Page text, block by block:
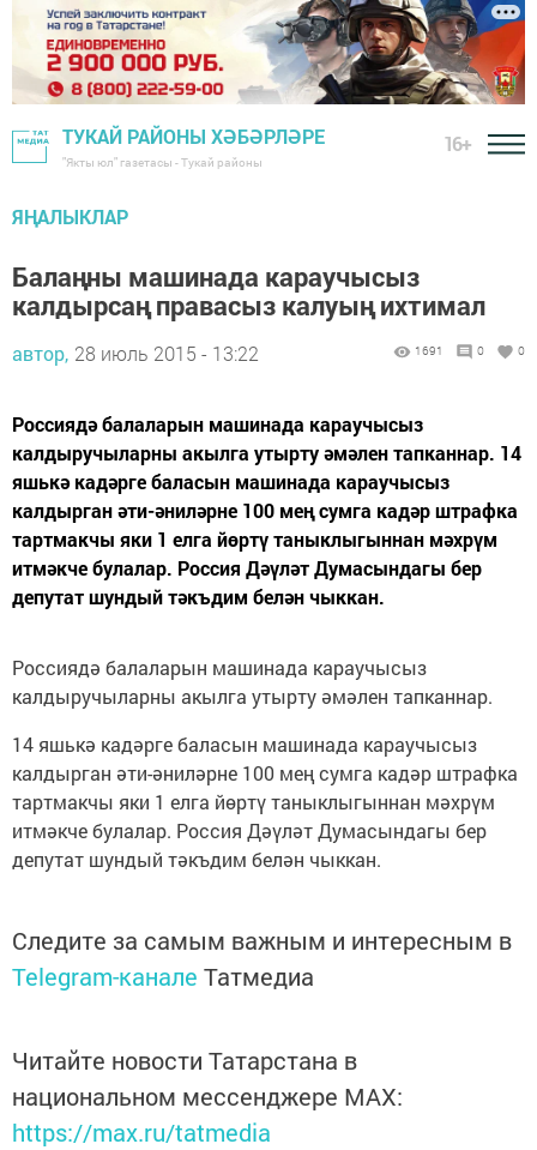
ТУКАЙ РАЙОНЫ ХӘБӘРЛӘРЕ
"Якты юл" газетасы - Тукай районы
16+
ЯҢАЛЫКЛАР
Балаңны машинада караучысыз
калдырсаң правасыз калуың ихтимал
автор, 28 июль 2015 - 13:22 1691 0 0
Россиядә балаларын машинада караучысыз
калдыручыларны акылга утырту әмәлен тапканнар. 14
яшькә кадәрге баласын машинада караучысыз
калдырган әти-әниләрне 100 мең сумга кадәр штрафка
тартмакчы яки 1 елга йөртү таныклыгыннан мәхрүм
итмәкче булалар. Россия Дәүләт Думасындагы бер
депутат шундый тәкъдим белән чыккан.
Россиядә балаларын машинада караучысыз
калдыручыларны акылга утырту әмәлен тапканнар.
14 яшькә кадәрге баласын машинада караучысыз
калдырган әти-әниләрне 100 мең сумга кадәр штрафка
тартмакчы яки 1 елга йөртү таныклыгыннан мәхрүм
итмәкче булалар. Россия Дәүләт Думасындагы бер
депутат шундый тәкъдим белән чыккан.
Следите за самым важным и интересным в
Telegram-канале Татмедиа
Читайте новости Татарстана в
национальном мессенджере MАХ:
https://max.ru/tatmedia